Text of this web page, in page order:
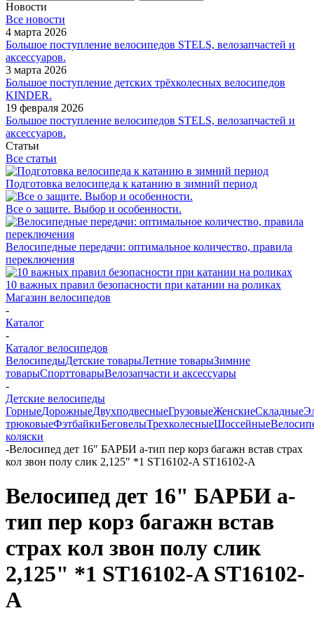
Новости
Все новости
4 марта 2026
Большое поступление велосипедов STELS, велозапчастей и
аксессуаров.
3 марта 2026
Большое поступление детских трёхколесных велосипедов
KINDER.
19 февраля 2026
Большое поступление велосипедов STELS, велозапчастей и
аксессуаров.
Статьи
Все статьи
Подготовка велосипеда к катанию в зимний период
Все о защите. Выбор и особенности.
Велосипедные передачи: оптимальное количество, правила
переключения
10 важных правил безопасности при катании на роликах
Магазин велосипедов
-
Каталог
-
Каталог велосипедов
ВелосипедыДетские товарыЛетние товарыЗимние
товарыСпорттоварыВелозапчасти и аксессуары
-
Детские велосипеды
ГорныеДорожныеДвухподвесныеГрузовыеЖенскиеСкладные
трюковыеФэтбайкиБеговелыТрехколесныеШоссейные
коляски
-Велосипед дет 16" БАРБИ a-тип пер корз багажн встав страх
кол звон полу слик 2,125" *1 ST16102-A ST16102-A
Велосипед дет 16" БАРБИ a-
тип пер корз багажн встав
страх кол звон полу слик
2,125" *1 ST16102-A ST16102-
A